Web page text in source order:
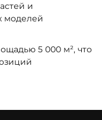
и
моделей
5 000 м², что